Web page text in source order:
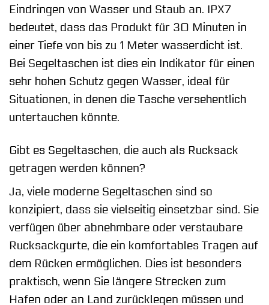
Eindringen von Wasser und Staub an. IPX7
bedeutet, dass das Produkt für 30 Minuten in
einer Tiefe von bis zu 1 Meter wasserdicht ist.
Bei Segeltaschen ist dies ein Indikator für einen
sehr hohen Schutz gegen Wasser, ideal für
Situationen, in denen die Tasche versehentlich
untertauchen könnte.
Gibt es Segeltaschen, die auch als Rucksack
getragen werden können?
Ja, viele moderne Segeltaschen sind so
konzipiert, dass sie vielseitig einsetzbar sind. Sie
verfügen über abnehmbare oder verstaubare
Rucksackgurte, die ein komfortables Tragen auf
dem Rücken ermöglichen. Dies ist besonders
praktisch, wenn Sie längere Strecken zum
Hafen oder an Land zurücklegen müssen und